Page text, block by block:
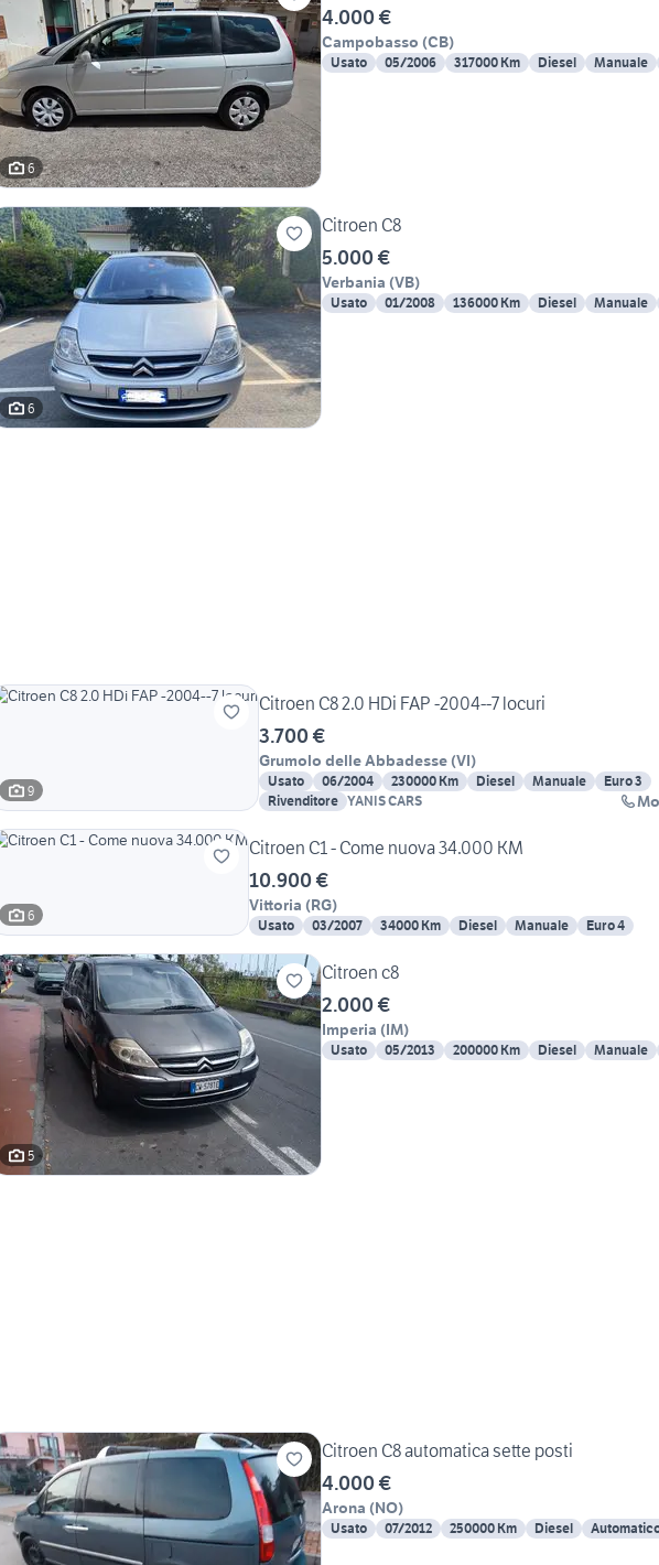
6
4.000 €
Campobasso (CB)
Usato 05/2006 317000 Km Diesel Manuale
6
Citroen C8
5.000 €
Verbania (VB)
Usato 01/2008 136000 Km Diesel Manuale
9
Citroen C8 2.0 HDi FAP -2004--7 locuri
3.700 €
Grumolo delle Abbadesse (VI)
Usato 06/2004 230000 Km Diesel Manuale
Euro 3
Rivenditore YANIS CARS
6
Citroen C1 - Come nuova 34.000 KM
10.900 €
Vittoria (RG)
Usato 03/2007 34000 Km Diesel Manuale Euro 4
5
Citroen c8
2.000 €
Imperia (IM)
Usato 05/2013 200000 Km Diesel Manuale
Citroen C8 automatica sette posti
4.000 €
Arona (NO)
Usato 07/2012 250000 Km Diesel